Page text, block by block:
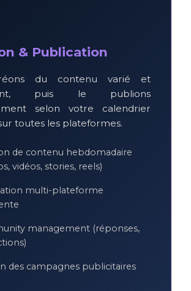
& Publication
du contenu varié et
puis le publions
selon votre calendrier
toutes les plateformes.
de contenu hebdomadaire
vidéos, stories, reels)
multi-plateforme
management (réponses,
des campagnes publicitaires